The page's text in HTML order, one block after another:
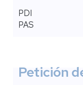
PDI
PAS
Petición